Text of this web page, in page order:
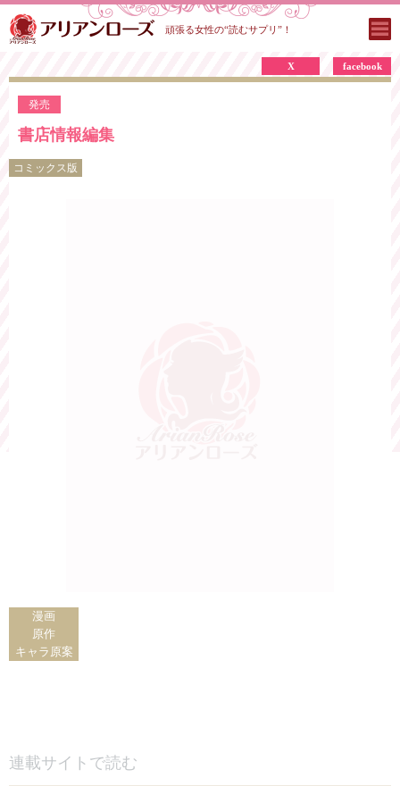
頑張る女性の“読むサプリ”！
発売
X facebook
書店情報編集
コミックス版
漫画
原作
キャラ原案
連載サイトで読む